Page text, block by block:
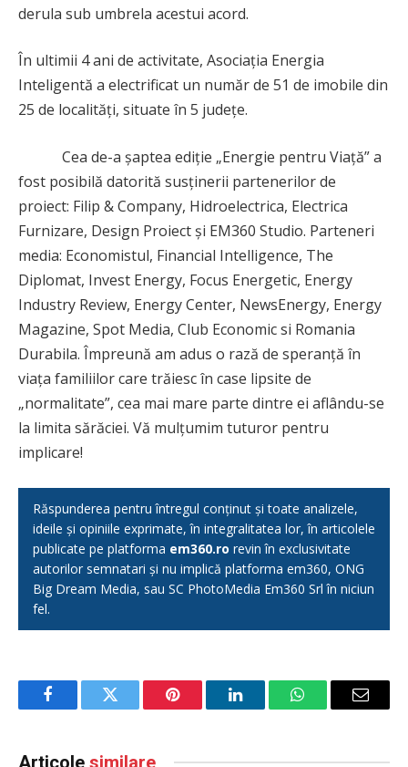
derula sub umbrela acestui acord.
În ultimii 4 ani de activitate, Asociația Energia
Inteligentă a electrificat un număr de 51 de imobile din
25 de localități, situate în 5 județe.
Cea de-a șaptea ediție „Energie pentru Viață” a
fost posibilă datorită susținerii partenerilor de
proiect: Filip & Company, Hidroelectrica, Electrica
Furnizare, Design Proiect și EM360 Studio. Parteneri
media: Economistul, Financial Intelligence, The
Diplomat, Invest Energy, Focus Energetic, Energy
Industry Review, Energy Center, NewsEnergy, Energy
Magazine, Spot Media, Club Economic si Romania
Durabila. Împreună am adus o rază de speranță în
viața familiilor care trăiesc în case lipsite de
„normalitate”, cea mai mare parte dintre ei aflându-se
la limita sărăciei. Vă mulțumim tuturor pentru
implicare!
Răspunderea pentru întregul conținut și toate analizele,
ideile și opiniile exprimate, în integralitatea lor, în articolele
publicate pe platforma em360.ro revin în exclusivitate
autorilor semnatari și nu implică platforma em360, ONG
Big Dream Media, sau SC PhotoMedia Em360 Srl în niciun
fel.
FacebookTwitter Pinterest LinkedInWhatsAppEmail
Articole similare